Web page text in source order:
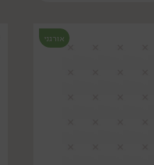
אורגני